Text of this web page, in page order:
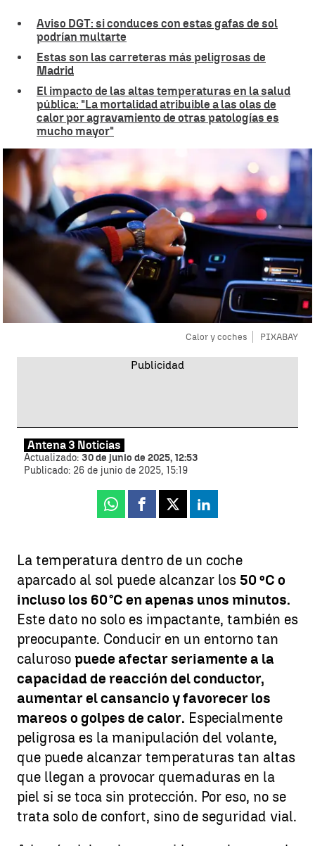
Aviso DGT: si conduces con estas gafas de sol
podrían multarte
Estas son las carreteras más peligrosas de
Madrid
El impacto de las altas temperaturas en la salud
pública: "La mortalidad atribuible a las olas de
calor por agravamiento de otras patologías es
mucho mayor"
Calor y coches PIXABAY
Antena 3 Noticias
Actualizado: 30 de junio de 2025, 12:53
Publicado: 26 de junio de 2025, 15:19
Whatsapp
Facebook
X Linkedin
La temperatura dentro de un coche
aparcado al sol puede alcanzar los 50 ºC o
incluso los 60 °C en apenas unos minutos.
Este dato no solo es impactante, también es
preocupante. Conducir en un entorno tan
caluroso puede afectar seriamente a la
capacidad de reacción del conductor,
aumentar el cansancio y favorecer los
mareos o golpes de calor. Especialmente
peligrosa es la manipulación del volante,
que puede alcanzar temperaturas tan altas
que llegan a provocar quemaduras en la
piel si se toca sin protección. Por eso, no se
trata solo de confort, sino de seguridad vial.